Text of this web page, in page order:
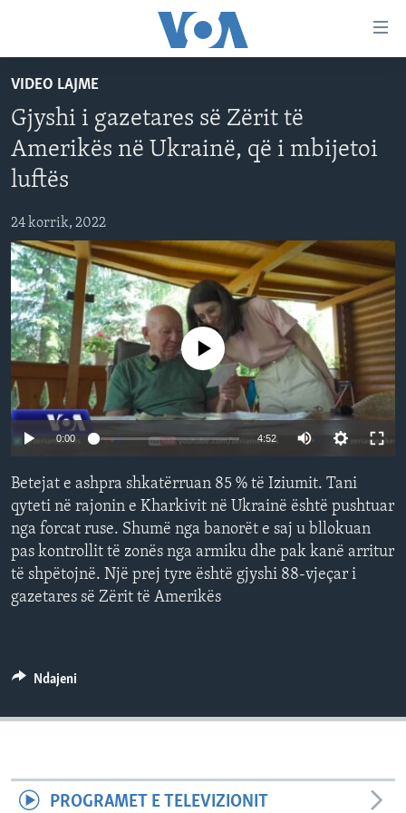
faqen
kryesore
Kalo
tek
faqja
Kalo
tek
kërkimi
FAQJA KRYESORE
KATEGORITË
EVROPA
BOTA
MJEDISI
KULTURË
SHKENCË DHE TEKNOLOGJI
SHËNDETËSI
INTERVISTA
DITARI
FOLLOW US
Gjuhët
VIDEO LAJME
Gjyshi i gazetares së Zërit të
Amerikës në Ukrainë, që i mbijetoi
luftës
24 korrik, 2022
No media source currently available
0:00 4:52
Betejat e ashpra shkatërruan 85 % të Iziumit. Tani
qyteti në rajonin e Kharkivit në Ukrainë është pushtuar
nga forcat ruse. Shumë nga banorët e saj u bllokuan
pas kontrollit të zonës nga armiku dhe pak kanë arritur
të shpëtojnë. Një prej tyre është gjyshi 88-vjeçar i
gazetares së Zërit të Amerikës
Ndajeni
PROGRAMET E TELEVIZIONIT